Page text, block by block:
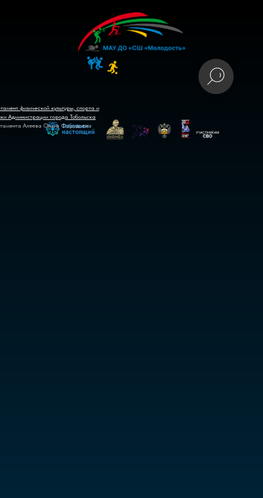
физической культуры, спорта и
Администрации города Тобольска
Алеева Ольга Фаридовна